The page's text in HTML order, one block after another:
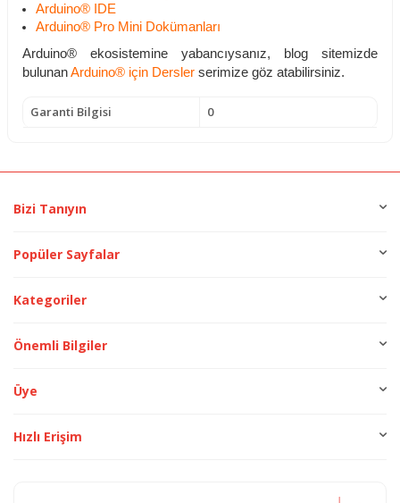
Arduino® IDE
Arduino® Pro Mini Dokümanları
Arduino® ekosistemine yabancıysanız, blog sitemizde
bulunanArduino® için Dersler serimize göz atabilirsiniz.
Garanti Bilgisi 0
Bizi Tanıyın
Popüler Sayfalar
Kategoriler
Önemli Bilgiler
Üye
Hızlı Erişim